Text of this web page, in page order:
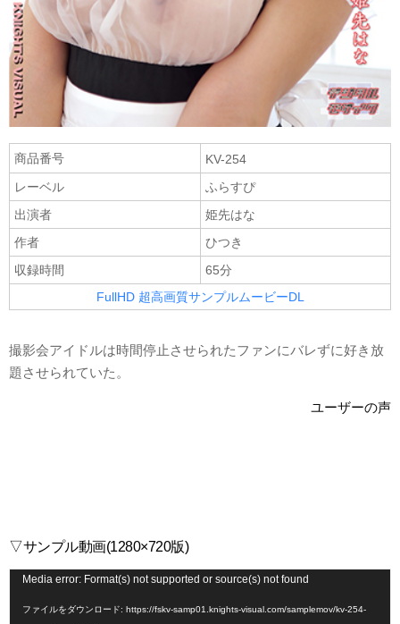
商品番号
KV-254
レーベル
ふらすぴ
出演者
姫先はな
作者
ひつき
収録時間
65分
FullHD 超高画質サンプルムービーDL
撮影会アイドルは時間停止させられたファンにバレずに好き放
題させられていた。
ユーザーの声
▽サンプル動画(1280×720版)
Media error: Format(s) not supported or source(s) not found
ファイルをダウンロード: https://fskv-samp01.knights-visual.com/samplemov/kv-254-